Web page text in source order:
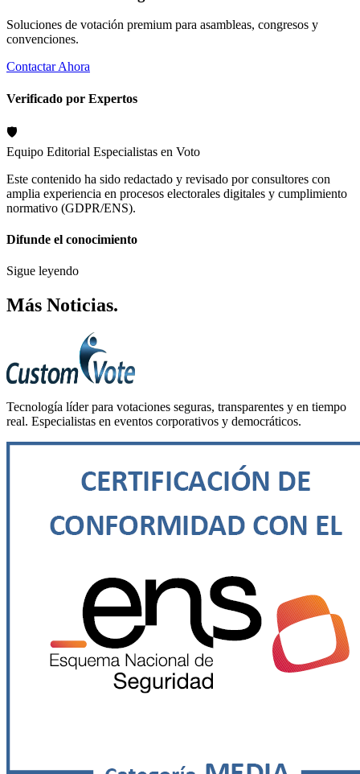
Soluciones de votación premium para asambleas, congresos y
convenciones.
Contactar Ahora
Verificado por Expertos
🛡️
Equipo Editorial Especialistas en Voto
Este contenido ha sido redactado y revisado por consultores con
amplia experiencia en procesos electorales digitales y cumplimiento
normativo (GDPR/ENS).
Difunde el conocimiento
Sigue leyendo
Más Noticias.
Tecnología líder para votaciones seguras, transparentes y en tiempo
real. Especialistas en eventos corporativos y democráticos.